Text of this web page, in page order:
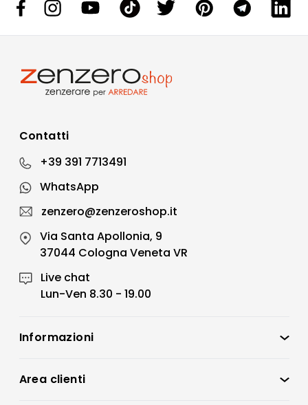
Contatti
+39 391 7713491
WhatsApp
zenzero@zenzeroshop.it
Via Santa Apollonia, 9
37044 Cologna Veneta VR
Live chat
Lun-Ven 8.30 - 19.00
Informazioni
Condizioni di vendita
Area clienti